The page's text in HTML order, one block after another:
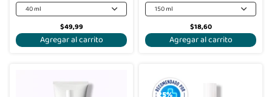
40 ml
$49,99
Agregar al carrito
150 ml
$18,60
Agregar al carrito